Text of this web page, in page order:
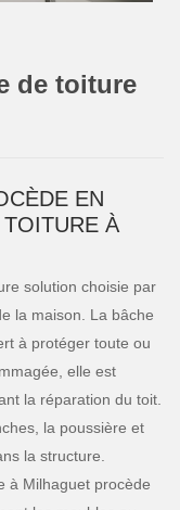
de toiture
EN
À
solution choisie par
la maison. La bâche
à protéger toute ou
elle est
la réparation du toit.
la poussière et
la structure.
à Milhaguet procède